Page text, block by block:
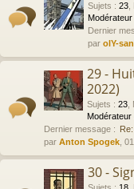
Sujets : 23
Modérateur
Dernier
par olY-san
29 -
2022)
Sujets : 23
Modérateur
Dernier message :
par Anton Spogek ,
30 -